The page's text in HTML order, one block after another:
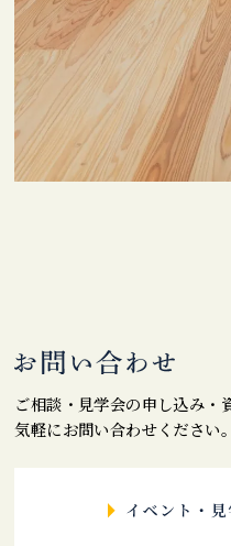
ご相談・見学会の申し込み・
気軽にお問い合わせください。